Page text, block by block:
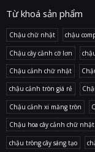
Từ khoá sản phẩm
Chậu chữ nhật chậu
Chậu cây cảnh cỡ lơn
Chậu cảnh chữ nhật
chậu cảnh tròn giá rẻ
Chậu cảnh xi măng tròn
Chậu hoa cây cảnh chữ nhật
chậu tròng cây sáng tạo